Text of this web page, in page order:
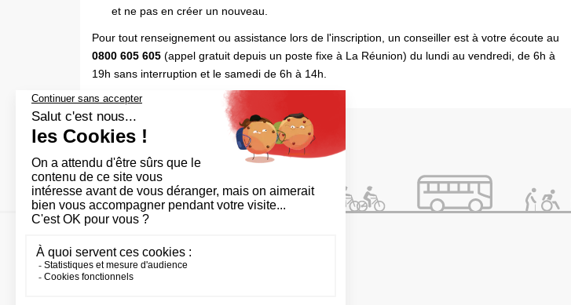
et ne pas en créer un nouveau.
Pour tout renseignement ou assistance lors de l'inscription, un conseiller est à votre écoute au
0800 605 605 (appel gratuit depuis un poste fixe à La Réunion) du lundi au vendredi, de 6h à
19h sans interruption et le samedi de 6h à 14h.